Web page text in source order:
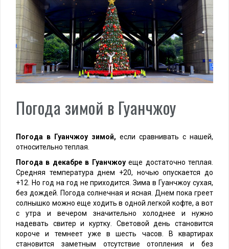
Погода зимой в Гуанчжоу
Погода в Гуанчжоу зимой, если сравнивать с нашей,
относительно теплая.
Погода в декабре в Гуанчжоуеще достаточно теплая.
Средняя температура днем +20, ночью опускается до
+12. Но год на год не приходится. Зима в Гуанчжоу сухая,
без дождей. Погода солнечная и ясная. Днем пока греет
солнышко можно еще ходить в одной легкой кофте, а вот
с утра и вечером значительно холоднее и нужно
надевать свитер и куртку. Световой день становится
короче и темнеет уже в шесть часов. В квартирах
становится заметным отсутствие отопления и без